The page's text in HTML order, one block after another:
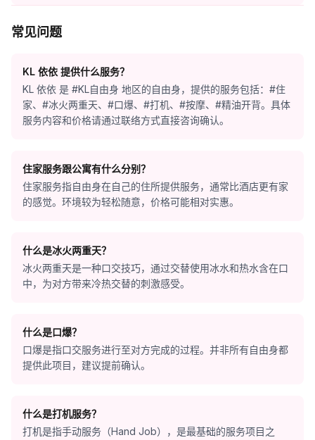
常见问题
KL 依依 提供什么服务？
KL 依依 是 #KL自由身 地区的自由身，提供的服务包括：#住
家、#冰火两重天、#口爆、#打机、#按摩、#精油开背。具体
服务内容和价格请通过联络方式直接咨询确认。
住家服务跟公寓有什么分别？
住家服务指自由身在自己的住所提供服务，通常比酒店更有家
的感觉。环境较为轻松随意，价格可能相对实惠。
什么是冰火两重天？
冰火两重天是一种口交技巧，通过交替使用冰水和热水含在口
中，为对方带来冷热交替的刺激感受。
什么是口爆？
口爆是指口交服务进行至对方完成的过程。并非所有自由身都
提供此项目，建议提前确认。
什么是打机服务？
打机是指手动服务（Hand Job），是最基础的服务项目之